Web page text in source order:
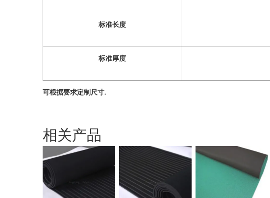
标准长度
标准厚度
可根据要求定制尺寸.
相关产品